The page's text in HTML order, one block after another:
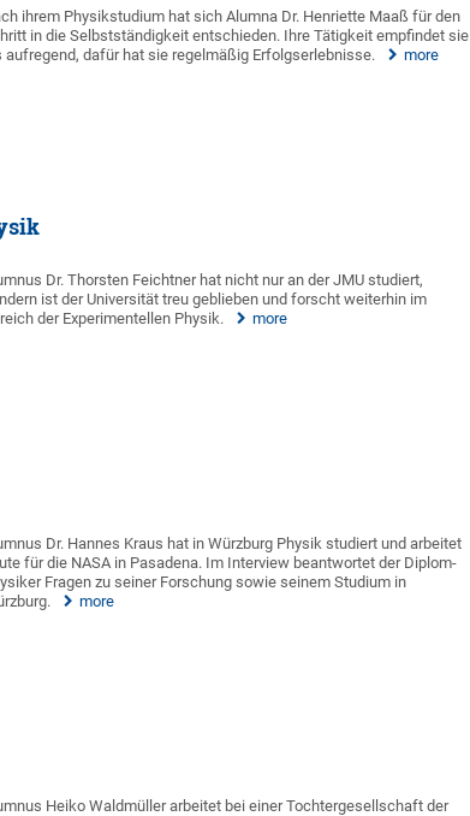
ihrem Physikstudium hat sich Alumna Dr. Henriette Maaß für den
in die Selbstständigkeit entschieden. Ihre Tätigkeit empfindet sie
aufregend, dafür hat sie regelmäßig Erfolgserlebnisse.
more
Dr. Thorsten Feichtner hat nicht nur an der JMU studiert,
ist der Universität treu geblieben und forscht weiterhin im
der Experimentellen Physik.
more
Dr. Hannes Kraus hat in Würzburg Physik studiert und arbeitet
für die NASA in Pasadena. Im Interview beantwortet der Diplom-
Fragen zu seiner Forschung sowie seinem Studium in
more
Heiko Waldmüller arbeitet bei einer Tochtergesellschaft der